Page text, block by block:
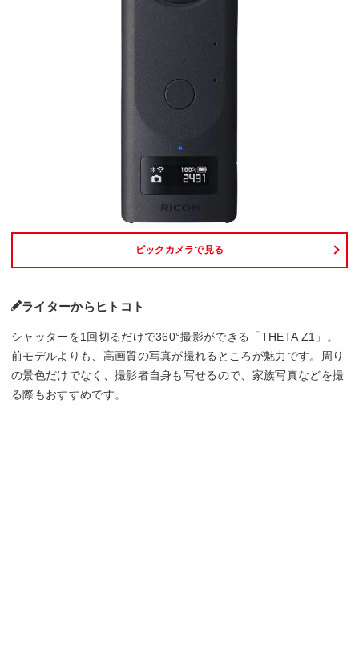
ビックカメラで見る
ライターからヒトコト
シャッターを1回切るだけで360°撮影ができる「THETA Z1」。
前モデルよりも、高画質の写真が撮れるところが魅力です。周り
の景色だけでなく、撮影者自身も写せるので、家族写真などを撮
る際もおすすめです。